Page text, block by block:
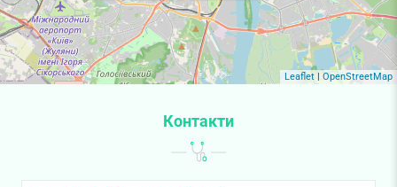
Leaflet| OpenStreetMap
Контакти